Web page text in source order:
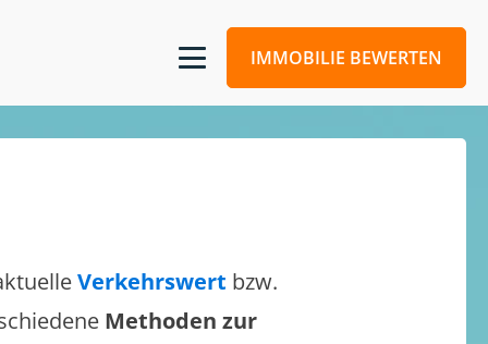
IMMOBILIE BEWERTEN
Verkehrswert bzw.
Methoden zur